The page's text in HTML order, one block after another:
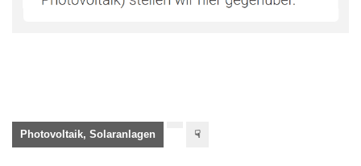
Photovoltaik, Solaranlagen ☟